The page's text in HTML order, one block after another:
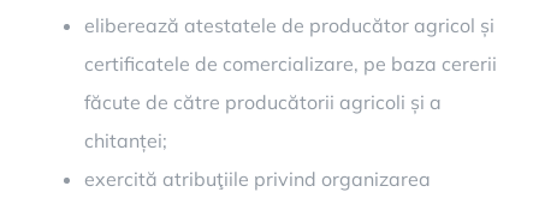
eliberează atestatele de producător agricol și
certificatele de comercializare, pe baza cererii
făcute de către producătorii agricoli și a
chitanței;
exercită atribuţiile privind organizarea